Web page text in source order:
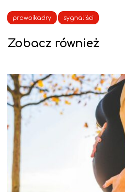
prawoikadry sygnaliści
Zobacz również